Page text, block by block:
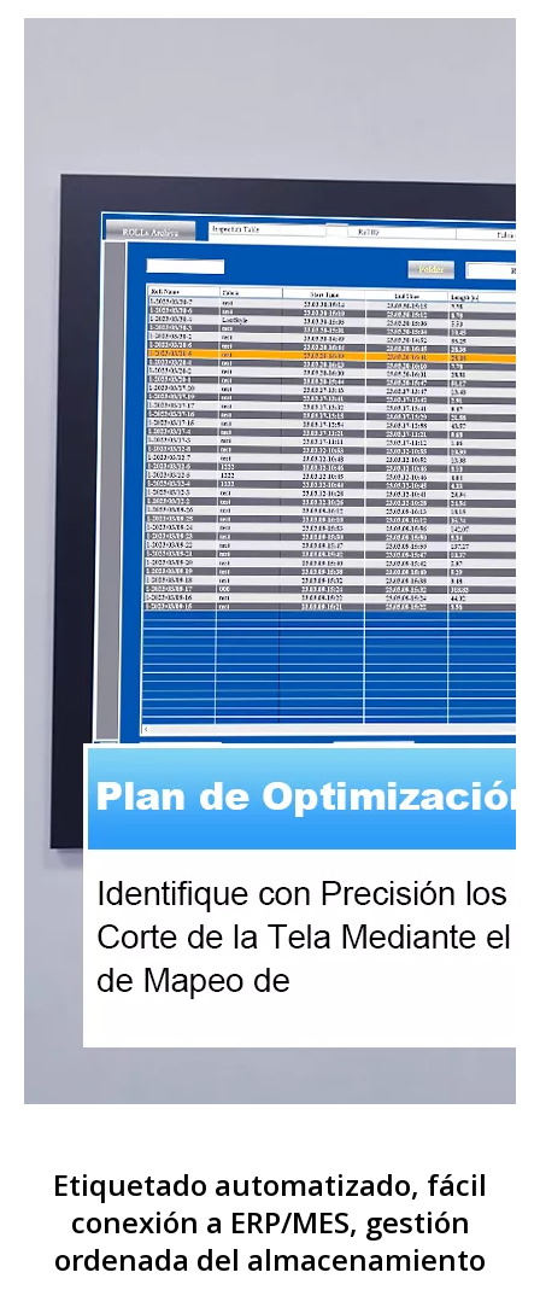
Etiquetado automatizado, fácil
conexión a ERP/MES, gestión
ordenada del almacenamiento